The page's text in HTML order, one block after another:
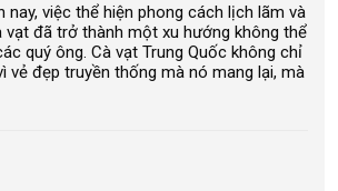
nay, việc thể hiện phong cách lịch lãm và
vạt đã trở thành một xu hướng không thể
quý ông. Cà vạt Trung Quốc không chỉ
vẻ đẹp truyền thống mà nó mang lại, mà